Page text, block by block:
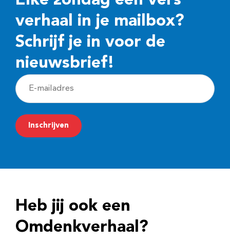
verhaal in je mailbox?
Schrijf je in voor de
nieuwsbrief!
E
-
m
a
r
e
Inschrijven
Heb jij ook een
Omdenkverhaal?